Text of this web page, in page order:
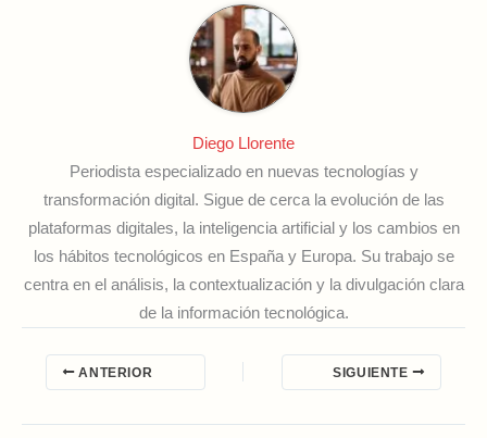
Diego Llorente
Periodista especializado en nuevas tecnologías y
transformación digital. Sigue de cerca la evolución de las
plataformas digitales, la inteligencia artificial y los cambios en
los hábitos tecnológicos en España y Europa. Su trabajo se
centra en el análisis, la contextualización y la divulgación clara
de la información tecnológica.
ANTERIOR SIGUIENTE